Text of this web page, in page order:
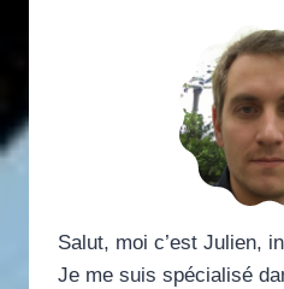
Salut, moi c’est Julien,
Je me suis spécialisé